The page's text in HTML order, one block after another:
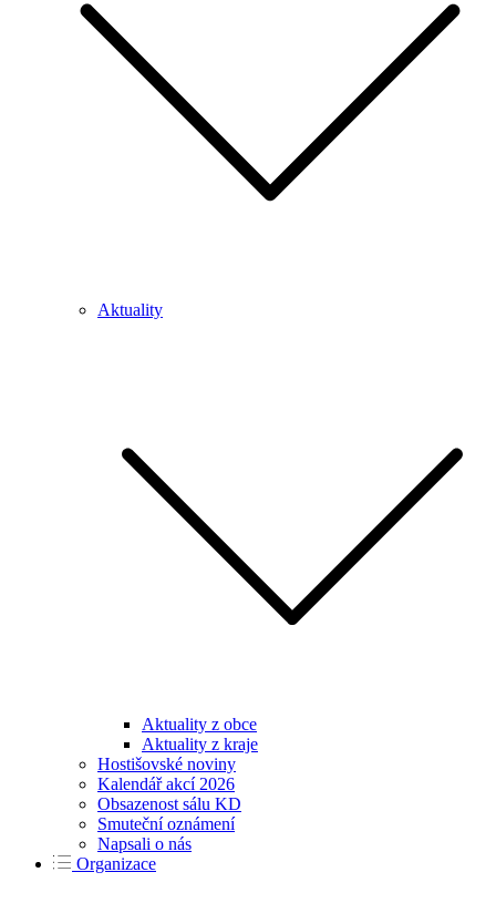
Aktuality
Aktuality z obce
Aktuality z kraje
Hostišovské noviny
Kalendář akcí 2026
Obsazenost sálu KD
Smuteční oznámení
Napsali o nás
Organizace